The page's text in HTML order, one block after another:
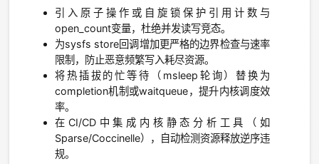
引入原子操作或自旋锁保护引用计数与
open_count变量，杜绝并发读写竞态。
为sysfs store回调增加更严格的边界检查与速率
限制，防止恶意频繁写入耗尽资源。
将热插拔的忙等待（msleep轮询）替换为
completion机制或waitqueue，提升内核调度效
率。
在CI/CD中集成内核静态分析工具（如
Sparse/Coccinelle），自动检测资源释放逆序违
规。